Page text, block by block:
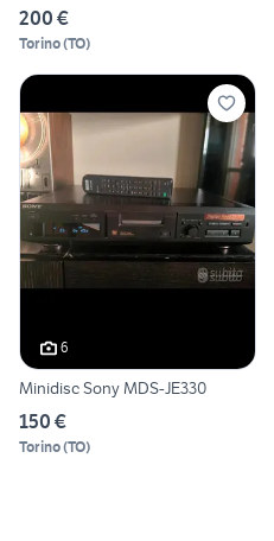
200 €
Torino(TO)
6
Minidisc Sony MDS-JE330
150 €
Torino(TO)